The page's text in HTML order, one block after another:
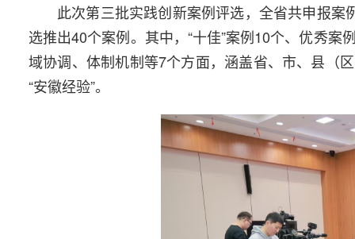
此次第三批实践创新案例评选，全省共申报
选推出40个案例。其中，“十佳”案例10个、优秀
域协调、体制机制等7个方面，涵盖省、市、县（
“安徽经验”。